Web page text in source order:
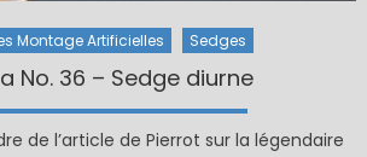
Montage Artificielles Sedges
No. 36 – Sedge diurne
de l’article de Pierrot sur la légendaire